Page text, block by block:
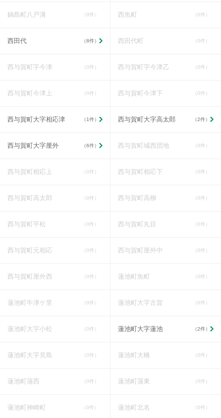
鍋島町八戸溝 （0件） 西魚町 （0件）
西田代 （8件） 西田代町 （0件）
西与賀町字今津 （0件） 西与賀町字今津乙 （0件）
西与賀町今津上 （0件） 西与賀町今津下 （0件）
西与賀町大字相応津 （1件） 西与賀町大字高太郎 （2件）
西与賀町大字厘外 （6件） 西与賀町城西団地 （0件）
西与賀町相応上 （0件） 西与賀町相応下 （0件）
西与賀町高太郎 （0件） 西与賀町高柳 （0件）
西与賀町平松 （0件） 西与賀町丸目 （0件）
西与賀町元相応 （0件） 西与賀町厘外中 （0件）
西与賀町厘外西 （0件） 蓮池町魚町 （0件）
蓮池町牛津ケ里 （0件） 蓮池町大字古賀 （0件）
蓮池町大字小松 （0件） 蓮池町大字蓮池 （2件）
蓮池町大字見島 （0件） 蓮池町大橋 （0件）
蓮池町蒲西 （0件） 蓮池町蒲東 （0件）
蓮池町神崎町 （0件） 蓮池町北名 （0件）